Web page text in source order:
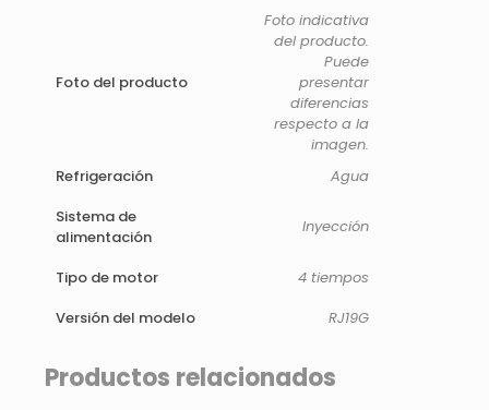
Foto del producto
Foto indicativa
del producto.
Puede
presentar
diferencias
respecto a la
imagen.
Refrigeración
Agua
Sistema de
alimentación
Inyección
Tipo de motor
4 tiempos
Versión del modelo
RJ19G
Productos relacionados